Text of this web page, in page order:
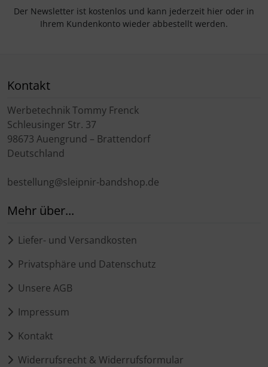
Der Newsletter ist kostenlos und kann jederzeit hier oder in
Ihrem Kundenkonto wieder abbestellt werden.
Kontakt
Werbetechnik Tommy Frenck
Schleusinger Str. 37
98673 Auengrund – Brattendorf
Deutschland
bestellung@sleipnir-bandshop.de
Mehr über...
Liefer- und Versandkosten
Privatsphäre und Datenschutz
Unsere AGB
Impressum
Kontakt
Widerrufsrecht & Widerrufsformular